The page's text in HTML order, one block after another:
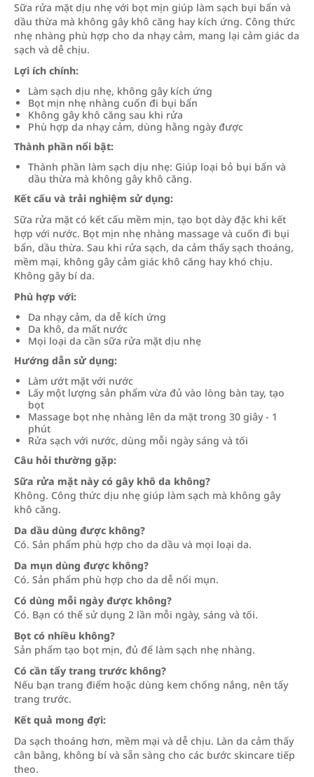
Sữa rửa mặt dịu nhẹ với bọt mịn giúp làm sạch bụi bẩn và
dầu thừa mà không gây khô căng hay kích ứng. Công thức
nhẹ nhàng phù hợp cho da nhạy cảm, mang lại cảm giác da
sạch và dễ chịu.
Lợi ích chính:
Làm sạch dịu nhẹ, không gây kích ứng
Bọt mịn nhẹ nhàng cuốn đi bụi bẩn
Không gây khô căng sau khi rửa
Phù hợp da nhạy cảm, dùng hằng ngày được
Thành phần nổi bật:
Thành phần làm sạch dịu nhẹ: Giúp loại bỏ bụi bẩn và
dầu thừa mà không gây khô căng.
Kết cấu và trải nghiệm sử dụng:
Sữa rửa mặt có kết cấu mềm mịn, tạo bọt dày đặc khi kết
hợp với nước. Bọt mịn nhẹ nhàng massage và cuốn đi bụi
bẩn, dầu thừa. Sau khi rửa sạch, da cảm thấy sạch thoáng,
mềm mại, không gây cảm giác khô căng hay khó chịu.
Không gây bí da.
Phù hợp với:
Da nhạy cảm, da dễ kích ứng
Da khô, da mất nước
Mọi loại da cần sữa rửa mặt dịu nhẹ
Hướng dẫn sử dụng:
Làm ướt mặt với nước
Lấy một lượng sản phẩm vừa đủ vào lòng bàn tay, tạo
bọt
Massage bọt nhẹ nhàng lên da mặt trong 30 giây - 1
phút
Rửa sạch với nước, dùng mỗi ngày sáng và tối
Câu hỏi thường gặp:
Sữa rửa mặt này có gây khô da không?
Không. Công thức dịu nhẹ giúp làm sạch mà không gây
khô căng.
Da dầu dùng được không?
Có. Sản phẩm phù hợp cho da dầu và mọi loại da.
Da mụn dùng được không?
Có. Sản phẩm phù hợp cho da dễ nổi mụn.
Có dùng mỗi ngày được không?
Có. Bạn có thể sử dụng 2 lần mỗi ngày, sáng và tối.
Bọt có nhiều không?
Sản phẩm tạo bọt mịn, đủ để làm sạch nhẹ nhàng.
Có cần tẩy trang trước không?
Nếu bạn trang điểm hoặc dùng kem chống nắng, nên tẩy
trang trước.
Kết quả mong đợi:
Da sạch thoáng hơn, mềm mại và dễ chịu. Làn da cảm thấy
cân bằng, không bí và sẵn sàng cho các bước skincare tiếp
theo.